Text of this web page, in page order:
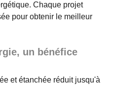
Chaque projet
pour obtenir le meilleur
un bénéfice
et étanchée réduit jusqu'à